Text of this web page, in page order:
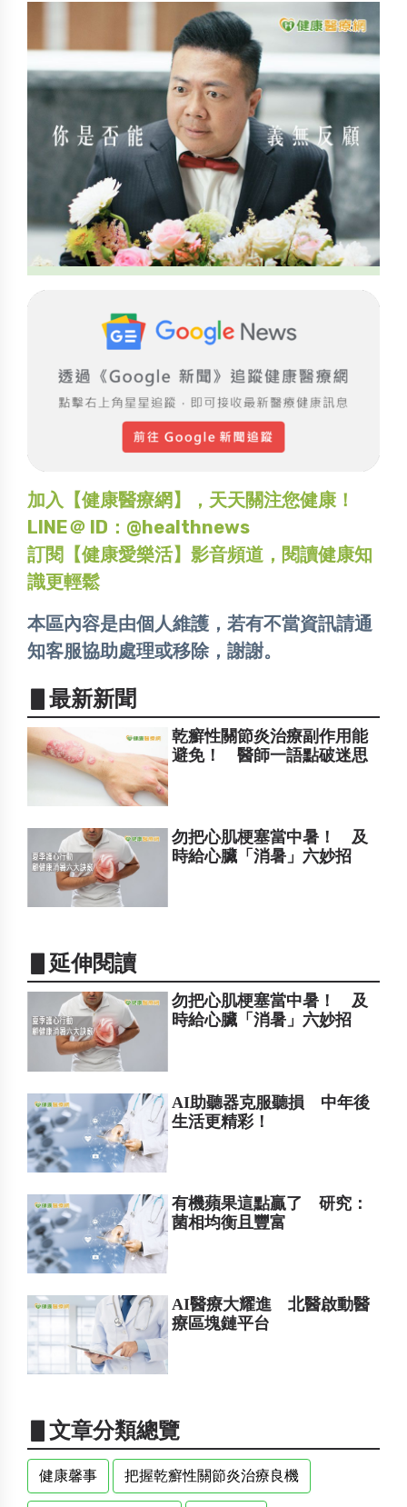
加入【健康醫療網】，天天關注您健康！
LINE＠ ID：@healthnews
訂閱【健康愛樂活】影音頻道，閱讀健康知
識更輕鬆
本區內容是由個人維護，若有不當資訊請通
知客服協助處理或移除，謝謝。
▋最新新聞
乾癬性關節炎治療副作用能
避免！ 醫師一語點破迷思
勿把心肌梗塞當中暑！ 及
時給心臟「消暑」六妙招
▋延伸閱讀
勿把心肌梗塞當中暑！ 及
時給心臟「消暑」六妙招
AI助聽器克服聽損 中年後
生活更精彩！
有機蘋果這點贏了 研究：
菌相均衡且豐富
AI醫療大耀進 北醫啟動醫
療區塊鏈平台
▋文章分類總覽
健康馨事 把握乾癬性關節炎治療良機